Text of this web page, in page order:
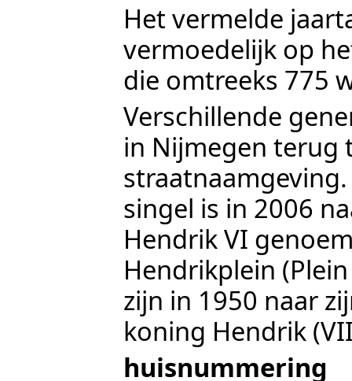
Het vermelde
vermoedelijk op
die omtreeks 775
Verschillende
in Nijmegen terug
singel is in 2006
Hendrik VI
Hendrikplein (
zijn in 1950 naar
koning Hendrik
huisnummering